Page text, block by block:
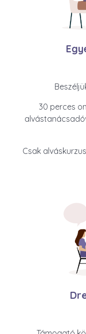
30 perces
Csak